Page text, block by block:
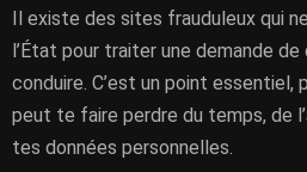
Il existe des sites frauduleux qui
l’État pour traiter une demande
conduire. C’est un point essentiel,
peut te faire perdre du temps, de
tes données personnelles.